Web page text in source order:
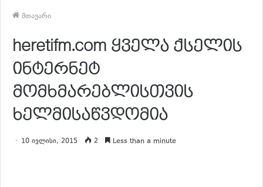
მთავარი
heretifm.com ყველა ქსელის
ინტერნეტ
მომხმარებლისთვის
ხელმისაწვდომია
10 ივლისი, 2015 2 Less than a minute